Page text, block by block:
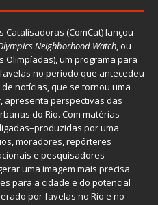
Catalisadoras (ComCat) lançou
Neighborhood Watch, ou
Olimpíadas), um programa para
no período que antecedeu
notícias, que se tornou uma
apresenta perspectivas das
do Rio. Com matérias
por uma
moradores, repórteres
e pesquisadores
uma imagem mais precisa
para a cidade e do potencial
por favelas no Rio e no